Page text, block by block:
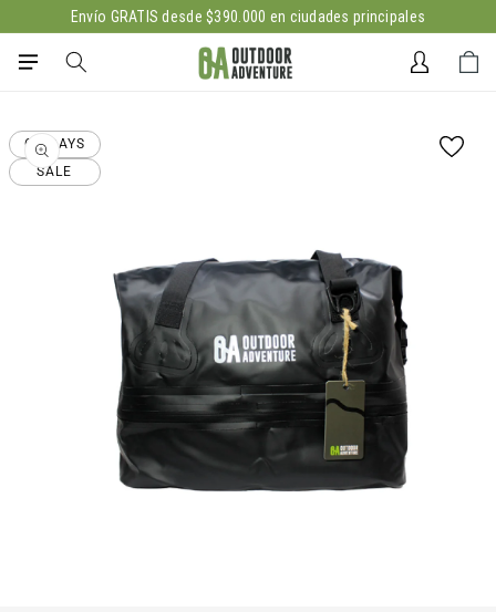
directamenteEnvío GRATIS desde $390.000 en ciudades principales
Iniciar
sesión
Carrito
OA DAYS
SALE
directamente
a la
información
del producto